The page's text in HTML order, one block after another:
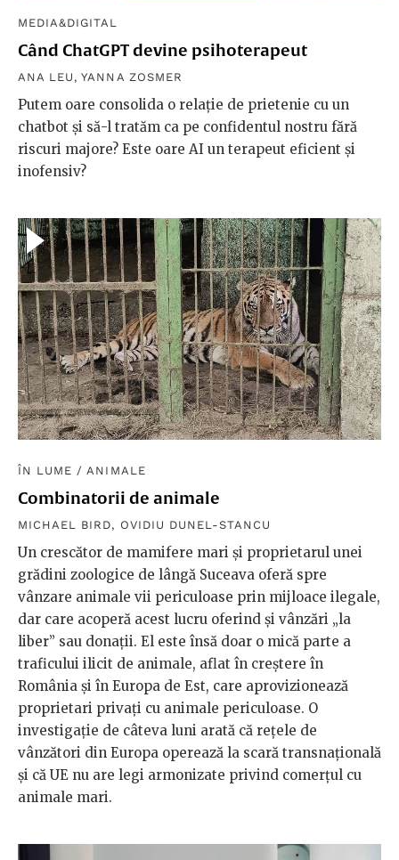
MEDIA&DIGITAL
Când ChatGPT devine psihoterapeut
ANA LEU ,YANNA ZOSMER
Putem oare consolida o relație de prietenie cu un
chatbot și să-l tratăm ca pe confidentul nostru fără
riscuri majore? Este oare AI un terapeut eficient și
inofensiv?
ÎN LUME /ANIMALE
Combinatorii de animale
MICHAEL BIRD, OVIDIU DUNEL-STANCU
Un crescător de mamifere mari și proprietarul unei
grădini zoologice de lângă Suceava oferă spre
vânzare animale vii periculoase prin mijloace ilegale,
dar care acoperă acest lucru oferind și vânzări „la
liber” sau donații. El este însă doar o mică parte a
traficului ilicit de animale, aflat în creștere în
România și în Europa de Est, care aprovizionează
proprietari privați cu animale periculoase. O
investigație de câteva luni arată că rețele de
vânzători din Europa operează la scară transnațională
și că UE nu are legi armonizate privind comerțul cu
animale mari.